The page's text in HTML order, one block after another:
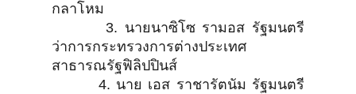
กลาโหม
3. นายนาซิโซ รามอส รัฐมนตรี
ว่าการกระทรวงการต่างประเทศ
สาธารณรัฐฟิลิปปินส์
4. นาย เอส ราชารัตนัม รัฐมนตรี